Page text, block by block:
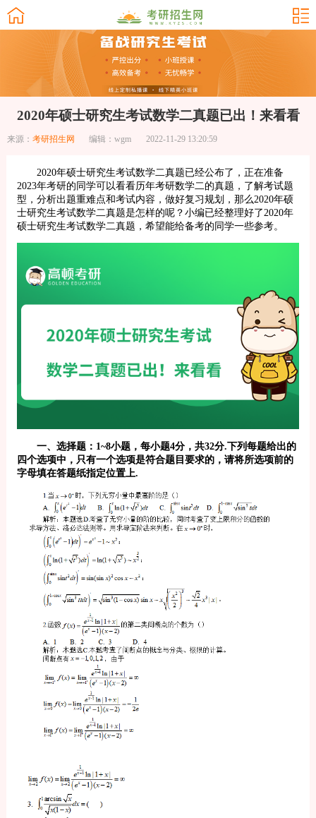
2020年硕士研究生考试数学二真题已出！来看看
来源： 考研招生网 编辑：wgm 2022-11-29 13:20:59
2020年硕士研究生考试数学二真题已经公布了，正在准备
2023年考研的同学可以看看历年考研数学二的真题，了解考试题
型，分析出题重难点和考试内容，做好复习规划，那么2020年硕
士研究生考试数学二真题是怎样的呢？小编已经整理好了2020年
硕士研究生考试数学二真题，希望能给备考的同学一些参考。
一、选择题：1~8小题，每小题4分，共32分.下列每题给出的
四个选项中，只有一个选项是符合题目要求的，请将所选项前的
字母填在答题纸指定位置上.